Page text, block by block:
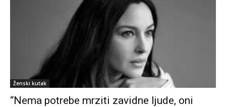
Ženski kutak
“Nema potrebe mrziti zavidne ljude, oni